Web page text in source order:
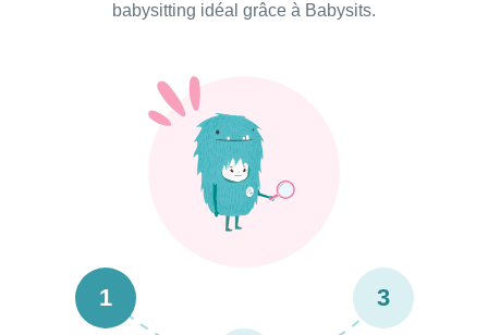
babysitting idéal grâce à Babysits.
1 3